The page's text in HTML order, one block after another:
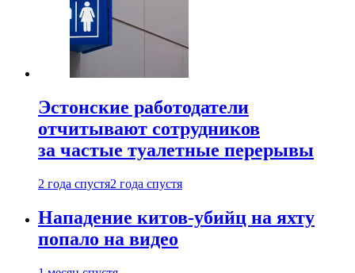
Эстонские работодатели
отчитывают сотрудников
за частые туалетные перерывы
2 года спустя2 года спустя
Нападение китов-убийц на яхту
попало на видео